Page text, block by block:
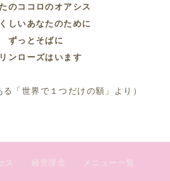
のココロのオアシス
しいあなたのために
ずっとそばに
ンローズはいます
る「世界で１つだけの額」より）
ス 経営理念 メニュー一覧